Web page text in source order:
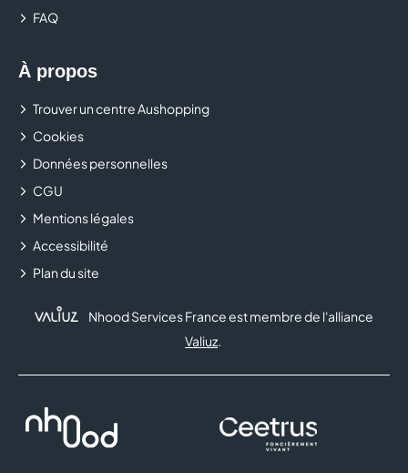
FAQ
À propos
Trouver un centre Aushopping
Cookies
Données personnelles
CGU
Mentions légales
Accessibilité
Plan du site
Nhood Services France est membre de l'alliance
Valiuz.